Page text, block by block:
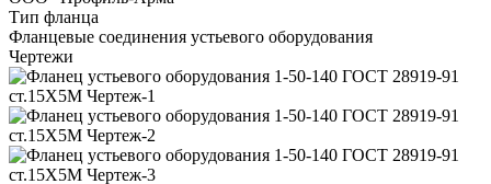
Тип фланца
Фланцевые соединения устьевого оборудования
Чертежи